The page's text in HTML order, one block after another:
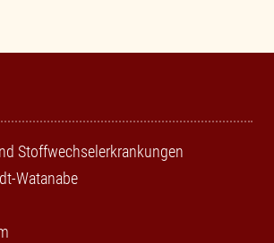
Stoffwechselerkrankungen
Watanabe